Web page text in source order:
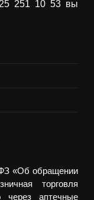
251 10 53 вы
«Об обращении
торговля
через аптечные